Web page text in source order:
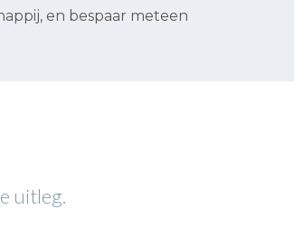
en bespaar meteen
uitleg.